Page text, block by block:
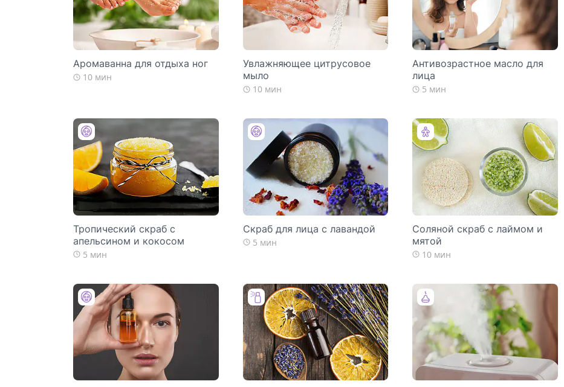
Аромаванна для отдыха ног
10 мин
Увлажняющее цитрусовое
мыло
10 мин
Антивозрастное масло для
лица
5 мин
Тропический скраб с
апельсином и кокосом
5 мин
Скраб для лица с лавандой
5 мин
Соляной скраб с лаймом и
мятой
10 мин